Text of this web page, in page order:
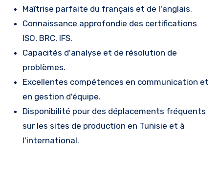
Maîtrise parfaite du français et de l'anglais.
Connaissance approfondie des certifications
ISO, BRC, IFS.
Capacités d'analyse et de résolution de
problèmes.
Excellentes compétences en communication et
en gestion d'équipe.
Disponibilité pour des déplacements fréquents
sur les sites de production en Tunisie et à
l'international.